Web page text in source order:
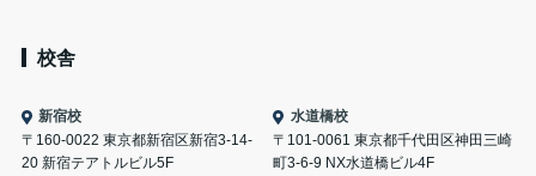
校舎
新宿校
〒160-0022 東京都新宿区新宿3-14-
20 新宿テアトルビル5F
水道橋校
〒101-0061 東京都千代田区神田三崎
町3-6-9 NX水道橋ビル4F